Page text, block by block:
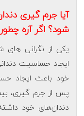
آیا جرم گیری
شود؟ اگر آره
یکی از نگرانی های
ایجاد حساسیت
خود باعث ایجاد
پس از جرم گیری،
دندان‌های خود